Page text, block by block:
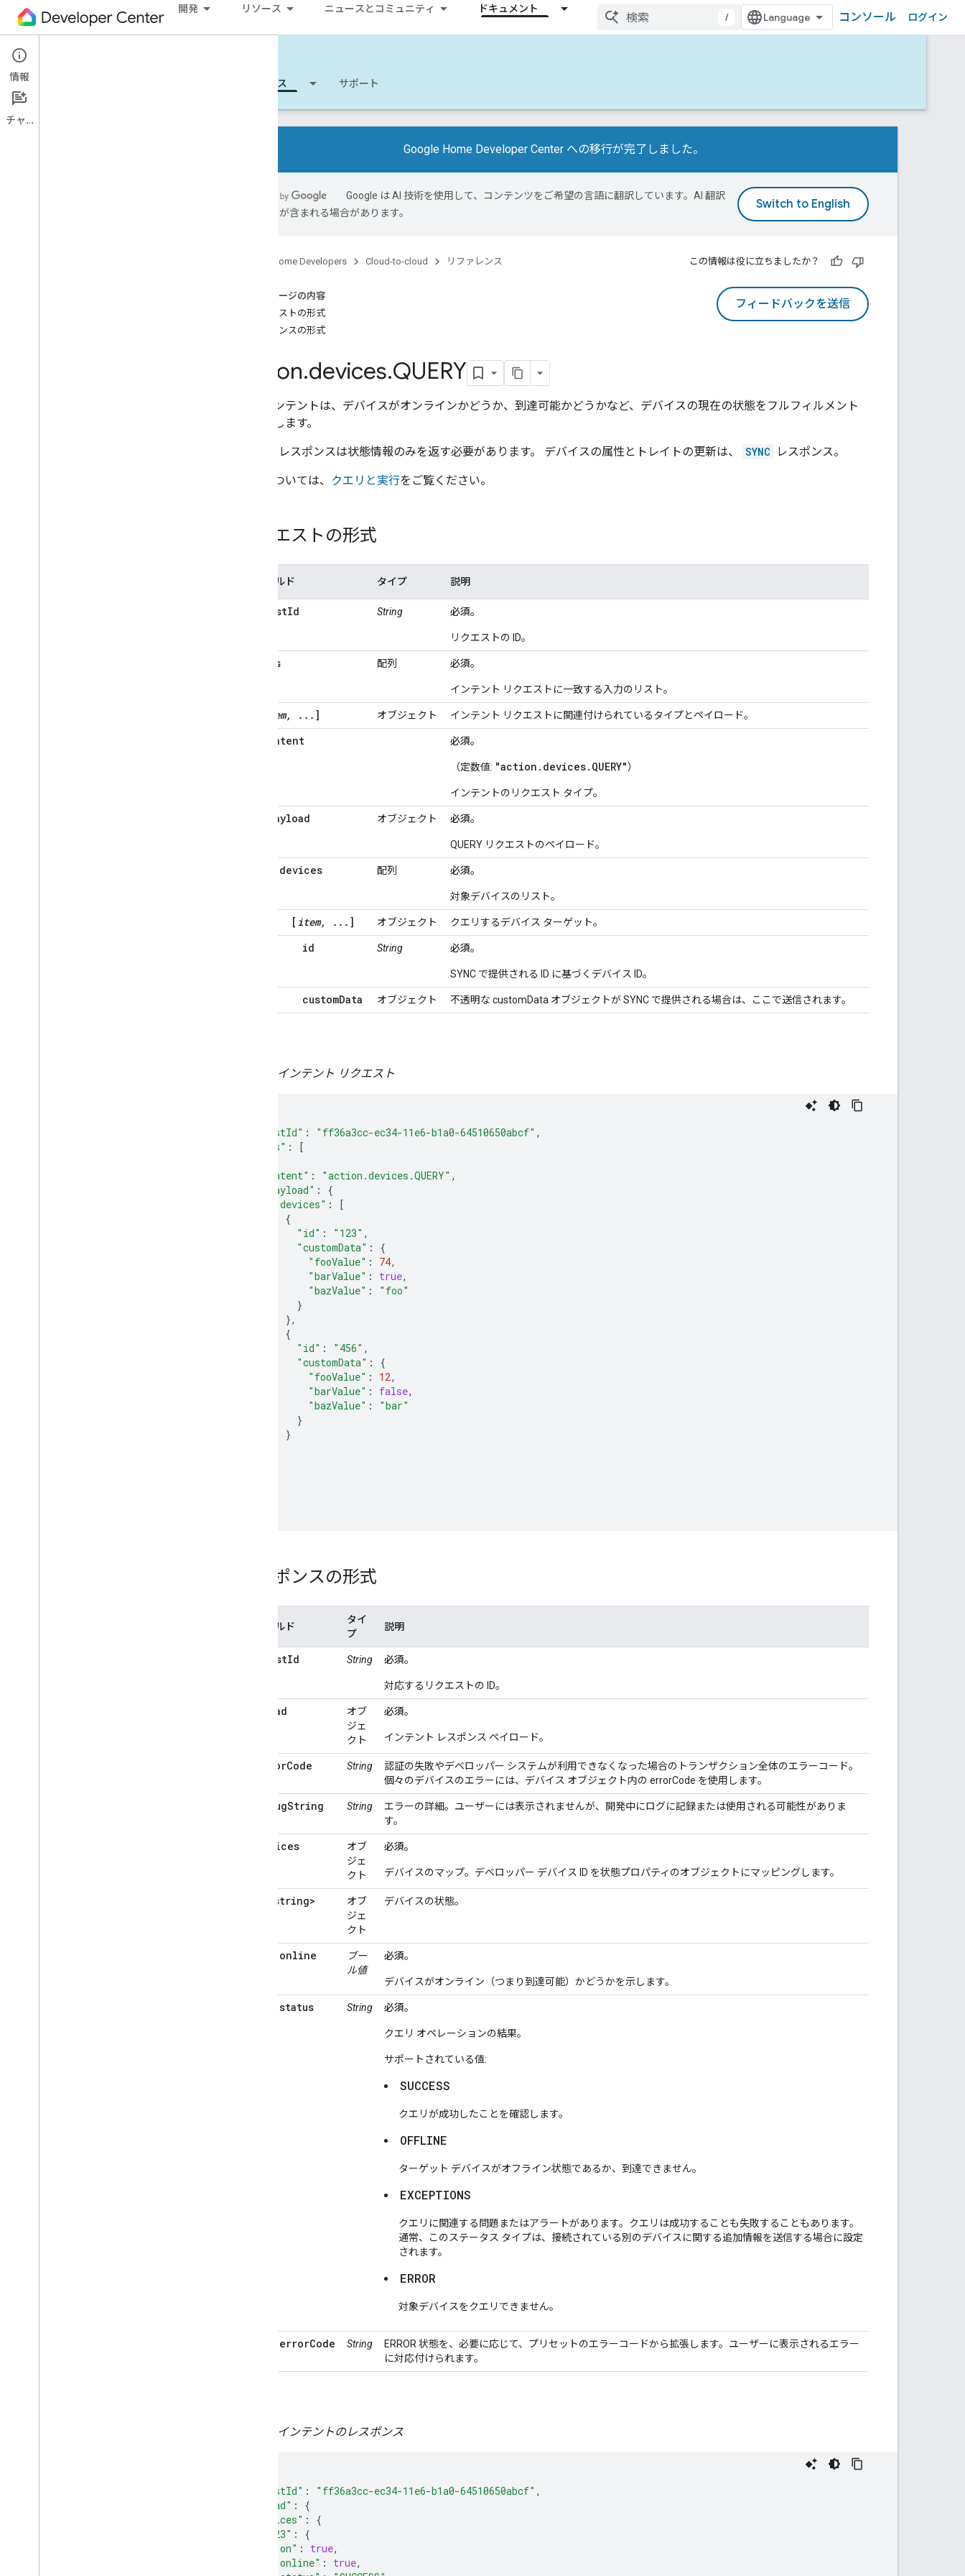
開発 リソース ニュースとコミュニティ ドキュメント
/ コンソール ログイン
Cloud-to-cloud
開始する リファレンス サポート
Google Home Developer Center への移行が完了しました。
Google は AI 技術を使用して、コンテンツをご希望の言語に翻訳しています。AI 翻訳
には誤りが含まれる場合があります。
Google Home Developers Cloud-to-cloud リファレンス この情報は役に立ちましたか？
フィードバックを送信
このページの内容
リクエストの形式
レスポンスの形式
action.devices.QUERY
このインテントは、デバイスがオンラインかどうか、到達可能かどうかなど、デバイスの現在の状態をフルフィルメント
に照会します。
レスポンスは状態情報のみを返す必要があります。 デバイスの属性とトレイトの更新は、 SYNC レスポンス。
詳細については、 クエリと実行をご覧ください。
リクエストの形式
フィールド タイプ 説明
requestId String 必須。
リクエストの ID。
inputs 配列 必須。
インテント リクエストに一致する入力のリスト。
item, ... ] オブジェクト インテント リクエストに関連付けられているタイプとペイロード。
intent 必須。
（定数値: "action.devices.QUERY"）
インテントのリクエスト タイプ。
payload オブジェクト 必須。
QUERY リクエストのペイロード。
devices 配列 必須。
対象デバイスのリスト。
[ item, ... ] オブジェクト クエリするデバイス ターゲット。
id String 必須。
SYNC で提供される ID に基づくデバイス ID。
customData オブジェクト 不透明な customData オブジェクトが SYNC で提供される場合は、ここで送信されます。
QUERY インテント リクエスト
"requestId" : "ff36a3cc-ec34-11e6-b1a0-64510650abcf" ,
"inputs" :
[
"intent" : "action.devices.QUERY" ,
"payload" :
{
"devices" :
[
{
"id" : "123" ,
"customData" :
{
"fooValue" : 74,
"barValue" : true,
"bazValue" :
"foo"
}
},
{
"id" : "456" ,
"customData" :
{
"fooValue" : 12,
"barValue" : false,
"bazValue" :
"bar"
}
}
レスポンスの形式
フィールド
タイ
プ
説明
requestId String 必須。
対応するリクエストの ID。
payload
オブ
ジェ
クト
必須。
インテント レスポンス ペイロード。
errorCode String
認証の失敗やデベロッパー システムが利用できなくなった場合のトランザクション全体のエラーコード。
個々のデバイスのエラーには、デバイス オブジェクト内の errorCode を使用します。
debugString String
エラーの詳細。ユーザーには表示されませんが、開発中にログに記録または使用される可能性がありま
す。
devices
オブ
ジェ
クト
必須。
デバイスのマップ。デベロッパー デバイス ID を状態プロパティのオブジェクトにマッピングします。
<string>
オブ
ジェ
クト
デバイスの状態。
online
ブー
ル値
必須。
デバイスがオンライン（つまり到達可能）かどうかを示します。
status String 必須。
クエリ オペレーションの結果。
サポートされている値:
SUCCESS
クエリが成功したことを確認します。
OFFLINE
ターゲット デバイスがオフライン状態であるか、到達できません。
EXCEPTIONS
クエリに関連する問題またはアラートがあります。クエリは成功することも失敗することもあります。
通常、このステータス タイプは、接続されている別のデバイスに関する追加情報を送信する場合に設定
されます。
ERROR
対象デバイスをクエリできません。
errorCode String
ERROR 状態を、必要に応じて、プリセットのエラーコードから拡張します。ユーザーに表示されるエラー
に対応付けられます。
QUERY インテントのレスポンス
"requestId" : "ff36a3cc-ec34-11e6-b1a0-64510650abcf" ,
"payload" :
{
"devices" :
{
"123" :
{
"on" : true,
"online" : true,
情報
チャット